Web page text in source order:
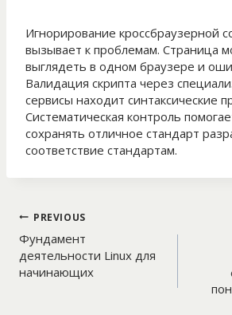
Игнорирование кроссбраузерной
вызывает к проблемам. Страница
выглядеть в одном браузере и
Валидация скрипта через
сервисы находит синтаксические
Систематическая контроль
сохранять отличное стандарт
соответствие стандартам.
Post
navigation
PREVIOUS
Фундамент
деятельности Linux для
начинающих